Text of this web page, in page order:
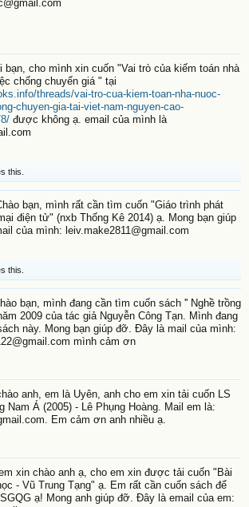
bạn, cho mình xin cuốn "Vai trò của kiếm toán nhà
chống chuyển giá " tại
threads/vai-tro-cua-kiem-toan-nha-nuoc-
chuyen-gia-tai-viet-nam-nguyen-cao-
được không ạ. email của mình là
this.
bạn, mình rất cần tìm cuốn "Giáo trình phát
điện tử" (nxb Thống Kê 2014) ạ. Mong bạn giúp
của mình: leiv.make2811@gmail.com
this.
bạn, mình đang cần tìm cuốn sách '' Nghề trồng
2009 của tác giả Nguyễn Công Tạn. Mình đang
này. Mong bạn giúp đỡ. Đây là mail của mình:
mình cảm ơn
anh, em là Uyên, anh cho em xin tải cuốn LS
Nam Á (2005) - Lê Phụng Hoàng. Mail em là:
Em cảm ơn anh nhiều ạ.
xin chào anh ạ, cho em xin được tải cuốn "Bài
- Vũ Trung Tạng" ạ. Em rất cần cuốn sách để
ạ! Mong anh giúp đỡ. Đây là email của em: